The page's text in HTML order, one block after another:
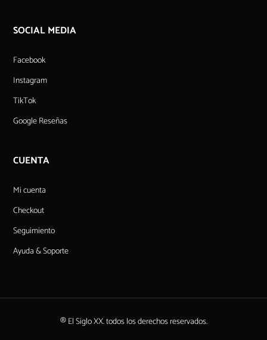
SOCIAL MEDIA
Facebook
Instagram
TikTok
Google Reseñas
CUENTA
Mi cuenta
Checkout
Seguimiento
Ayuda & Soporte
® El Siglo XX. todos los derechos reservados.